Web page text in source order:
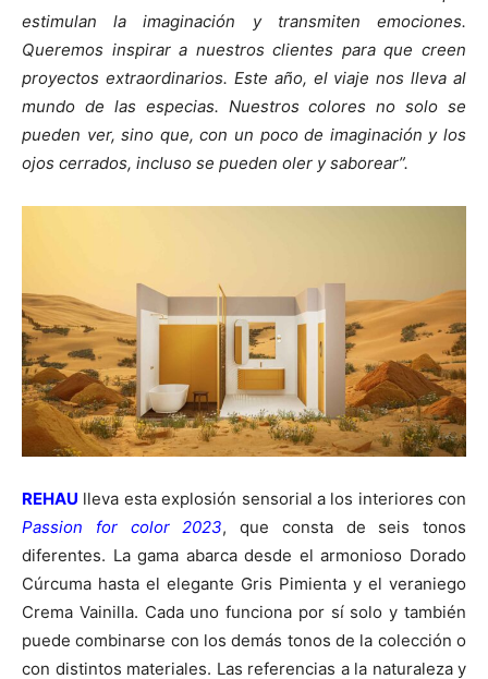
estimulan la imaginación y transmiten emociones.
Queremos inspirar a nuestros clientes para que creen
proyectos extraordinarios. Este año, el viaje nos lleva al
mundo de las especias. Nuestros colores no solo se
pueden ver, sino que, con un poco de imaginación y los
ojos cerrados, incluso se pueden oler y saborear”.
REHAU lleva esta explosión sensorial a los interiores con
Passion for color 2023, que consta de seis tonos
diferentes. La gama abarca desde el armonioso Dorado
Cúrcuma hasta el elegante Gris Pimienta y el veraniego
Crema Vainilla. Cada uno funciona por sí solo y también
puede combinarse con los demás tonos de la colección o
con distintos materiales. Las referencias a la naturaleza y